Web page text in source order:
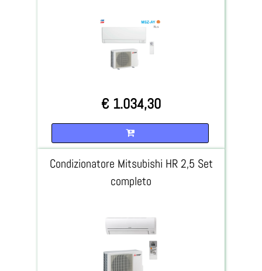
€ 1.034,30
Condizionatore Mitsubishi HR 2,5 Set
completo